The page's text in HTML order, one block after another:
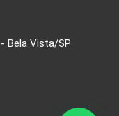
Bela Vista/SP